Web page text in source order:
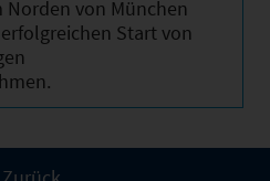
Norden von München
Start von